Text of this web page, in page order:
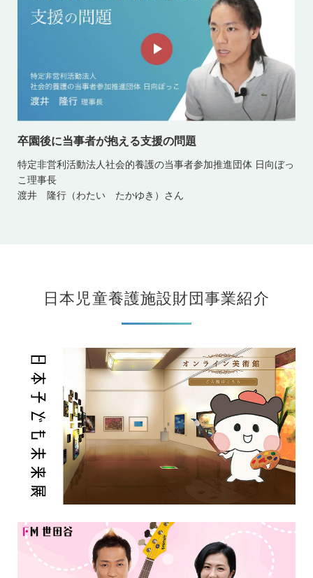
卒園後に当事者が抱える支援の問題
特定非営利活動法人社会的養護の当事者参加推進団体 日向ぼっ
こ理事長
渡井 隆行（わたい たかゆき）さん
日本児童養護施設財団事業紹介